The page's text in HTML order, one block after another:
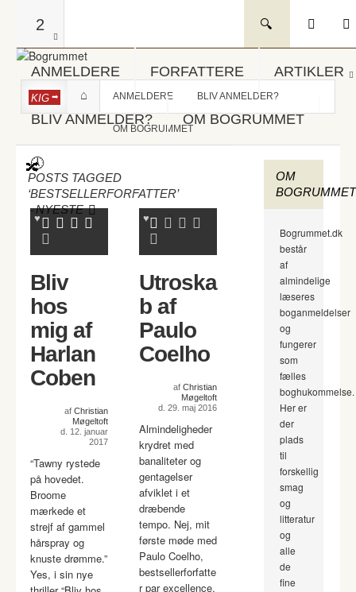
2
ANMELDERE FORFATTERE ARTIKLER
BLIV ANMELDER? OM BOGRUMMET
KIG ANMELDERE BLIV ANMELDER?
OM BOGRUMMET
POSTS TAGGED
‘BESTSELLERFORFATTER’
-NYESTE
Bliv
hos
mig af
Harlan
Coben
af Christian
Møgeltoft
d. 12. januar
2017
“Tawny rystede
på hovedet.
Broome
mærkede et
strejf af gammel
hårspray og
knuste drømme.”
Yes, i sin nye
Utroska
b af
Paulo
Coelho
af Christian
Møgeltoft
d. 29. maj 2016
Almindeligheder
krydret med
banaliteter og
gentagelser
afviklet i et
dræbende
tempo. Nej, mit
første møde med
Paulo Coelho,
bestsellerforfatte
r par excellence,
OM
BOGRUMMET
Bogrummet.dk
består
af
almindelige
læseres
boganmeldelser
og
fungerer
som
fælles
boghukommelse.
Her er
der
plads
til
forskellig
smag
og
litteratur
og
alle
de
fine